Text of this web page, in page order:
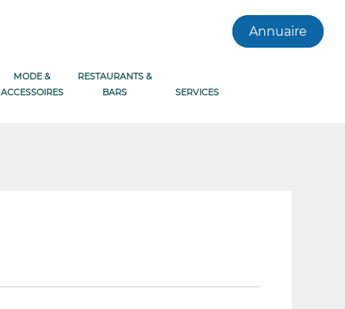
Annuaire
MODE &
ACCESSOIRES
RESTAURANTS &
BARS
SERVICES